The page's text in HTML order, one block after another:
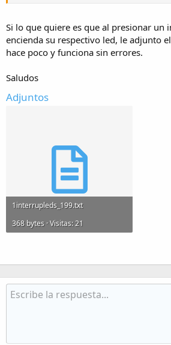
Si lo que quiere es que al presionar un
encienda su respectivo led, le adjunto
hace poco y funciona sin errores.
Saludos
Adjuntos
1interrupleds_199.txt
368 bytes · Visitas: 21